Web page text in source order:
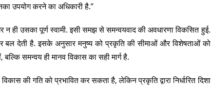
उपयोग करने का अधिकारी है.”
ही उसका पूर्ण स्वामी. इसी समझ से समन्वयवाद की अवधारणा विकसित हुई.
बल देती है. इसके अनुसार मनुष्य को प्रकृति की सीमाओं और विशेषताओं को
समन्वय ही मानव विकास का सही मार्ग है.
की गति को प्रभावित कर सकता है, लेकिन प्रकृति द्वारा निर्धारित दिशा